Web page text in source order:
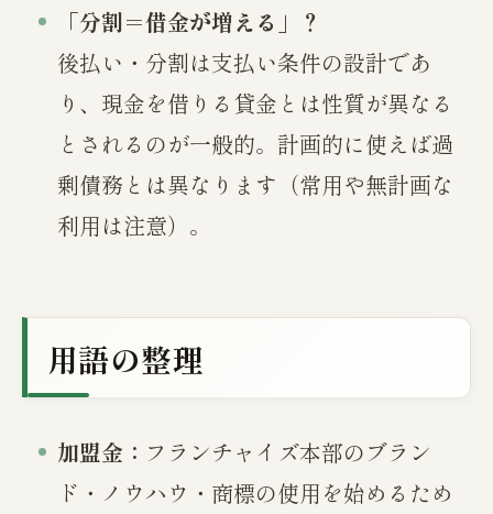
「分割＝借金が増える」？
後払い・分割は支払い条件の設計であ
り、現金を借りる貸金とは性質が異なる
とされるのが一般的。計画的に使えば過
剰債務とは異なります（常用や無計画な
利用は注意）。
用語の整理
加盟金： フランチャイズ本部のブラン
ド・ノウハウ・商標の使用を始めるため